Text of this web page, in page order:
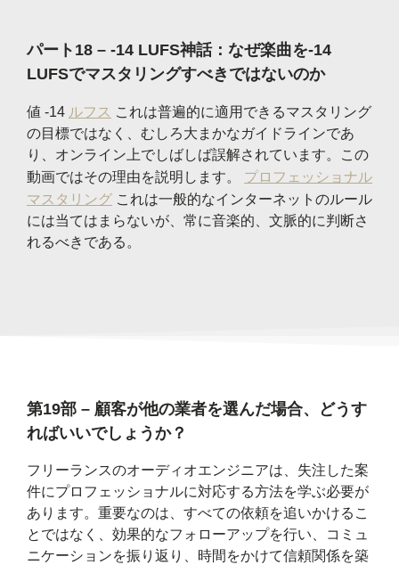
パート18 – -14 LUFS神話：なぜ楽曲を-14
LUFSでマスタリングすべきではないのか
値 -14 ルフス これは普遍的に適用できるマスタリング
の目標ではなく、むしろ大まかなガイドラインであ
り、オンライン上でしばしば誤解されています。この
動画ではその理由を説明します。 プロフェッショナル
マスタリング これは一般的なインターネットのルール
には当てはまらないが、常に音楽的、文脈的に判断さ
れるべきである。
第19部 – 顧客が他の業者を選んだ場合、どうす
ればいいでしょうか？
フリーランスのオーディオエンジニアは、失注した案
件にプロフェッショナルに対応する方法を学ぶ必要が
あります。重要なのは、すべての依頼を追いかけるこ
とではなく、効果的なフォローアップを行い、コミュ
ニケーションを振り返り、時間をかけて信頼関係を築